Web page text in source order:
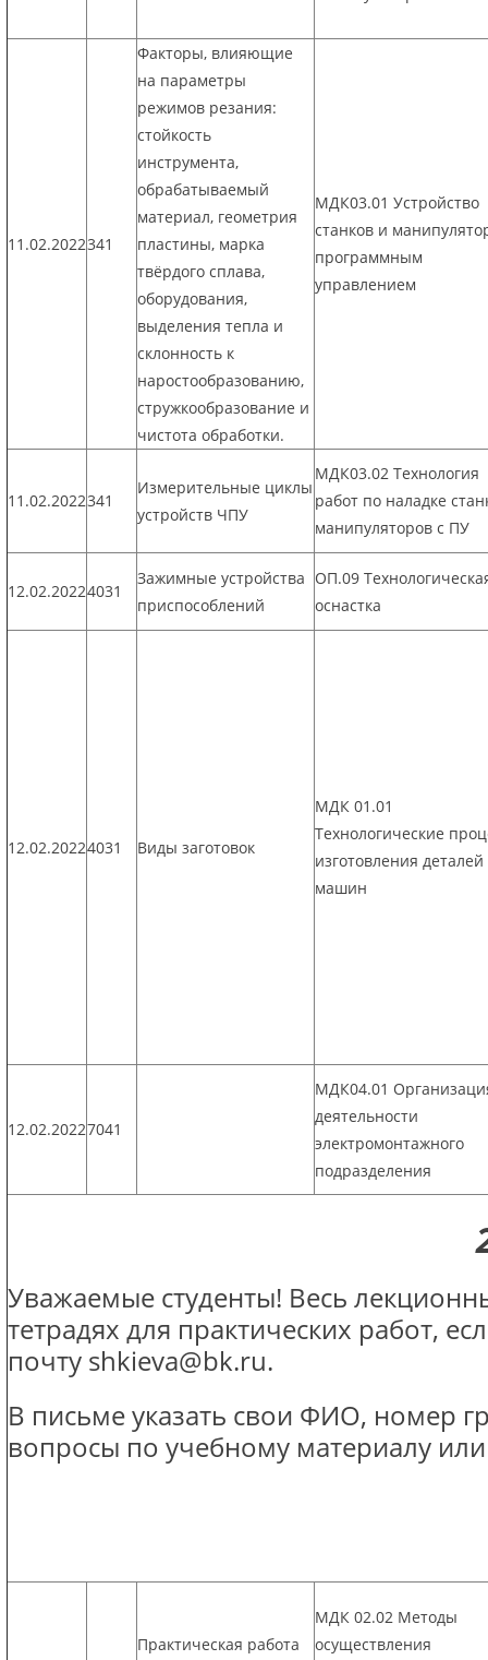
11.02.2022341
Факторы, влияющие
на параметры
режимов резания:
стойкость
инструмента,
обрабатываемый
материал, геометрия
пластины, марка
твёрдого сплава,
оборудования,
выделения тепла и
склонность к
наростообразованию,
стружкообразование и
чистота обработки.
МДК03.01 Устройство
станков и
программным
управлением
11.02.2022341
Измерительные циклы
устройств ЧПУ
МДК03.02 Технология
работ по наладке
манипуляторов с ПУ
12.02.20224031
Зажимные устройства
приспособлений
ОП.09
оснастка
12.02.20224031 Виды заготовок
МДК 01.01
Технологические
изготовления деталей
машин
12.02.20227041
МДК04.01
деятельности
электромонтажного
подразделения
Уважаемые студенты! Весь
тетрадях для практических работ,
почту shkieva@bk.ru.
В письме указать свои ФИО, номер
вопросы по учебному материалу
Практическая работа
МДК 02.02 Методы
осуществления